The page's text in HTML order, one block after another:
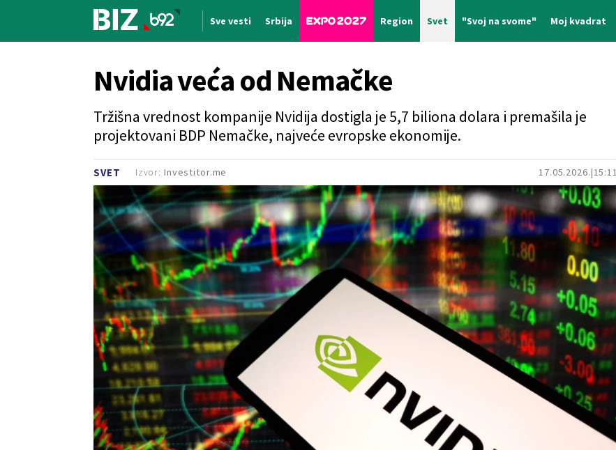
Sve vesti Srbija Region Svet "Svoj na svome" Moj kvadrat
SVET 17.05.2026. 15:11
Nvidia veća od Nemačke
Tržišna vrednost kompanije Nvidija dostigla je 5,7 biliona dolara i premašila je
projektovani BDP Nemačke, najveće evropske ekonomije.
Izvor: Investitor.me